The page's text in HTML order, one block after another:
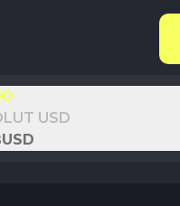
USD